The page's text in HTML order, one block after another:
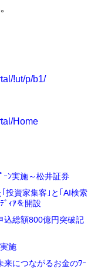
!ut/p/b1/
Home
ｰﾝ実施～松井証券
投資家集客｣と｢AI検索
ﾞｨｱを開設
込総額800億円突破記
施
来につながるお金のﾜｰ